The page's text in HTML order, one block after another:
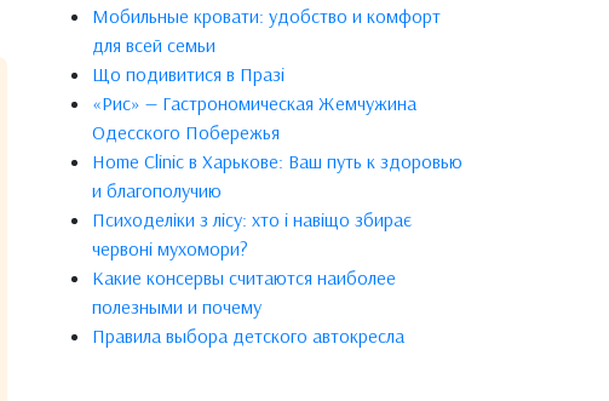
Мобильные кровати: удобство и комфорт
для всей семьи
Що подивитися в Празі
«Рис» — Гастрономическая Жемчужина
Одесского Побережья
Home Clinic в Харькове: Ваш путь к здоровью
и благополучию
Психоделіки з лісу: хто і навіщо збирає
червоні мухомори?
Какие консервы считаются наиболее
полезными и почему
Правила выбора детского автокресла